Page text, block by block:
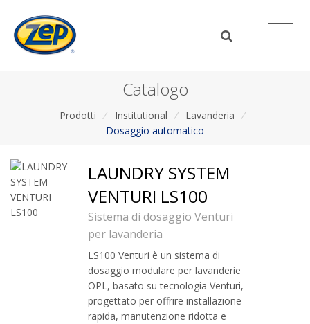
Catalogo
Prodotti / Institutional / Lavanderia /
Dosaggio automatico
LAUNDRY SYSTEM
VENTURI LS100
Sistema di dosaggio Venturi
per lavanderia
LS100 Venturi è un sistema di
dosaggio modulare per lavanderie
OPL, basato su tecnologia Venturi,
progettato per offrire installazione
rapida, manutenzione ridotta e